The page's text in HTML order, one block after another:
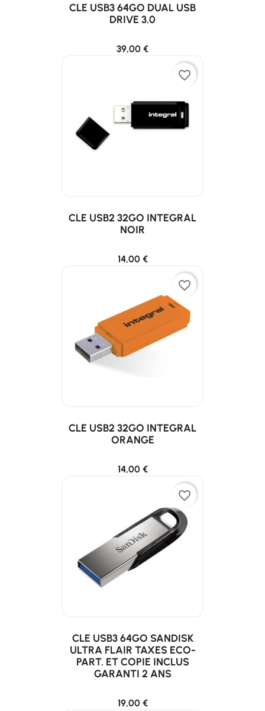
CLE USB3 64GO DUAL USB
DRIVE 3.0
39,00 €
favorite_border
CLE USB2 32GO INTEGRAL
NOIR
14,00 €
favorite_border
CLE USB2 32GO INTEGRAL
ORANGE
14,00 €
favorite_border
CLE USB3 64GO SANDISK
ULTRA FLAIR TAXES ECO-
PART. ET COPIE INCLUS
GARANTI 2 ANS
19,00 €